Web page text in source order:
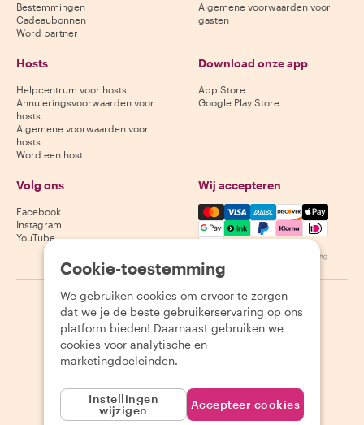
Bestemmingen
Cadeaubonnen
Word partner
Algemene voorwaarden voor
gasten
Hosts
Helpcentrum voor hosts
Annuleringsvoorwaarden voor
hosts
Algemene voorwaarden voor
hosts
Word een host
Download onze app
App Store
Google Play Store
Volg ons
Facebook
Instagram
YouTube
Wij accepteren
Mastercard, Visa, Amex,
Beschikbaarheid varieert per bestemming
2026 Withlocals.com Privacybeleid Cookies
Cookie-toestemming
We gebruiken cookies om ervoor te zorgen
dat we je de beste gebruikerservaring op ons
platform bieden! Daarnaast gebruiken we
cookies voor analytische en
marketingdoeleinden.
Instellingen
wijzigen
Accepteer cookies